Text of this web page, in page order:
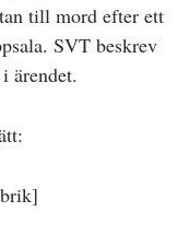
till mord efter ett
SVT beskrev
ärendet.